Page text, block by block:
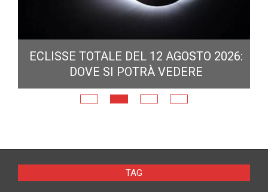
ECLISSE TOTALE DEL 12 AGOSTO 2026:
DOVE SI POTRÀ VEDERE
TAG